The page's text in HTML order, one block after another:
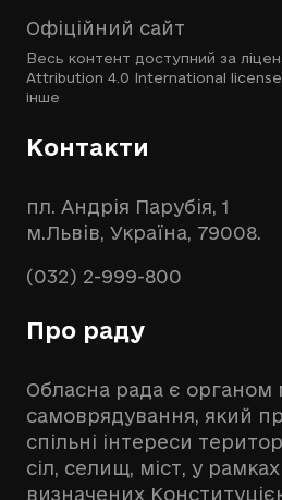
Офіційний сайт
Весь контент доступний за
Attribution 4.0 International license
інше
Контакти
пл. Андрія Парубія, 1
м.Львів, Україна, 79008.
(032) 2-999-800
Про раду
Обласна рада є органом
самоврядування, який
спільні інтереси
сіл, селищ, міст, у
визначених